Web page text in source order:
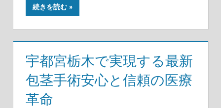
続きを読む
宇都宮栃木で実現する最新
包茎手術安心と信頼の医療
革命